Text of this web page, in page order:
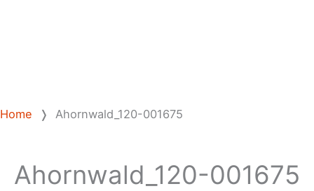
Home ❭ Ahornwald_120-001675
Ahornwald_120-001675